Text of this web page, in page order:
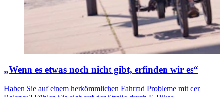
„Wenn es etwas noch nicht gibt, erfinden wir es“
Haben Sie auf einem herkömmlichen Fahrrad Probleme mit der